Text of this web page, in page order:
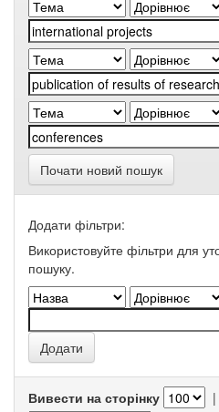
Почати новий пошук
Додати фільтри:
Використовуйте фільтри для
пошуку.
Вивести на сторінку |